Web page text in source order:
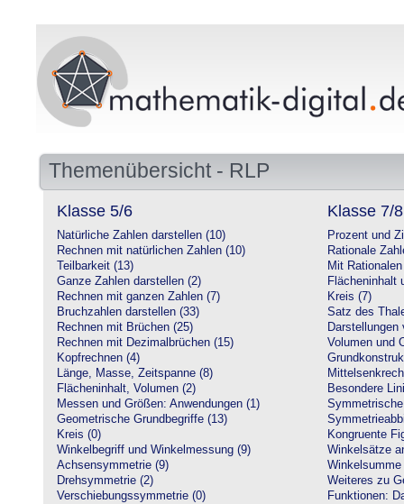
Themenübersicht - RLP
Klasse 5/6
Natürliche Zahlen darstellen (10)
Rechnen mit natürlichen Zahlen (10)
Teilbarkeit (13)
Ganze Zahlen darstellen (2)
Rechnen mit ganzen Zahlen (7)
Bruchzahlen darstellen (33)
Rechnen mit Brüchen (25)
Rechnen mit Dezimalbrüchen (15)
Kopfrechnen (4)
Länge, Masse, Zeitspanne (8)
Flächeninhalt, Volumen (2)
Messen und Größen: Anwendungen (1)
Geometrische Grundbegriffe (13)
Kreis (0)
Winkelbegriff und Winkelmessung (9)
Achsensymmetrie (9)
Drehsymmetrie (2)
Verschiebungssymmetrie (0)
Klasse 7/8
Prozent und
Rationale
Mit
Flächeninhalt
Kreis (7)
Satz des
Darstellungen
Volumen und
Besondere
Kongruente
Winkelsätze
Weiteres zu
Funktionen: